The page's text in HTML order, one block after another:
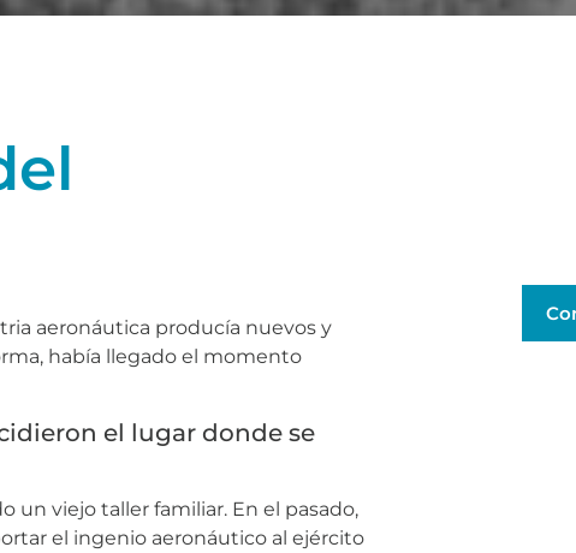
aeronáutica producía nuevos y
había llegado el momento
el lugar donde se
un viejo taller familiar. En el pasado,
el ingenio aeronáutico al ejército